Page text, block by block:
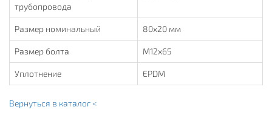
трубопровода
Размер номинальный 80х20 мм
Размер болта M12х65
Уплотнение EPDM
Вернуться в каталог <